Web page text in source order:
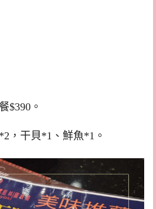
$390。
，干貝*1、鮮魚*1。